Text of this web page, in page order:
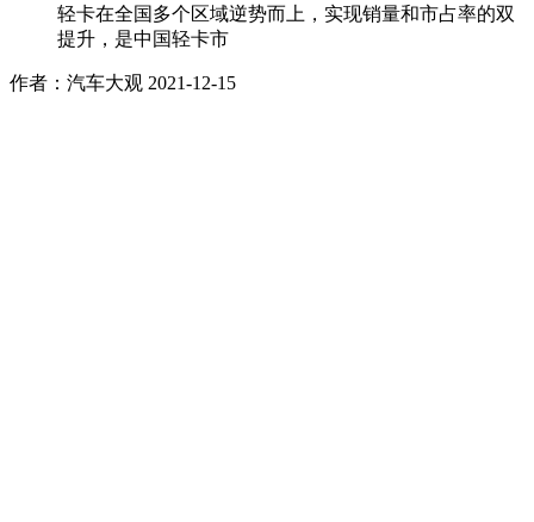
轻卡在全国多个区域逆势而上，实现销量和市占率的双
提升，是中国轻卡市
作者：汽车大观 2021-12-15